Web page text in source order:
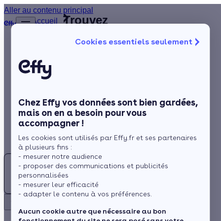
Cookies essentiels seulement
Chez Effy vos données sont bien gardées,
mais on en a besoin pour vous
accompagner !
Les cookies sont utilisés par Effy.fr et ses partenaires
à plusieurs fins :
- mesurer notre audience
- proposer des communications et publicités
personnalisées
- mesurer leur efficacité
- adapter le contenu à vos préférences.
Aucun cookie autre que nécessaire au bon
Aller au contenu principal
Chauffage
Rénovation globale
Aides et Primes
Actualités
Espace Client
Accueil
du fil
d’Ariane
Ariège
Trouvez
meilleur
solaires
(09)
Rechercher